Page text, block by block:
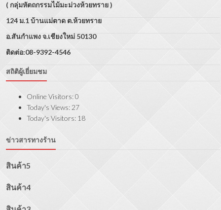
( กลุ่มหัตถกรรมไม้มะม่วงห้วยทราย )
124 ม.1 บ้านแม่ตาด ต.ห้วยทราย
อ.สันกำแพง จ.เชียงใหม่ 50130
ติดต่อ:08-9392-4546
สถิติผู้เยี่ยมชม
Online Visitors:0
Today's Views: 27
Today's Visitors: 18
ข่าวสารทางร้าน
สินค้า5
สินค้า4